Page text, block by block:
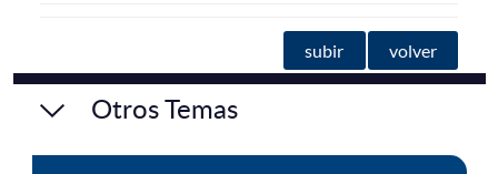
subir volver
Otros Temas